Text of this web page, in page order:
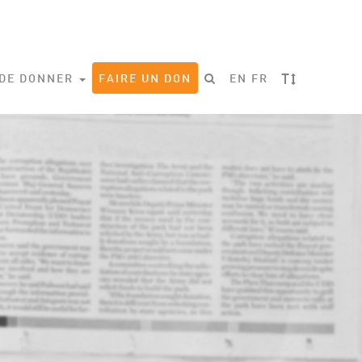
DONNER FAIRE UN DON EN FR T